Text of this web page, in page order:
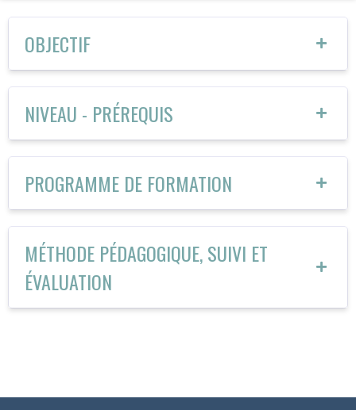
OBJECTIF
NIVEAU - PRÉREQUIS
PROGRAMME DE FORMATION
MÉTHODE PÉDAGOGIQUE, SUIVI ET
ÉVALUATION